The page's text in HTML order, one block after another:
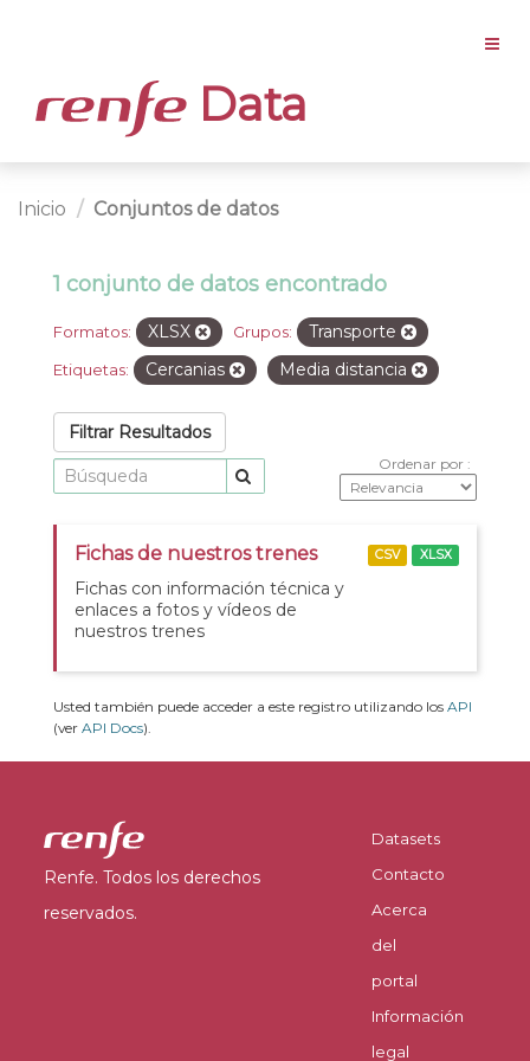
Data
Inicio Conjuntos de datos
1 conjunto de datos encontrado
Formatos: XLSX Grupos: Transporte
Etiquetas: Cercanias Media distancia
Filtrar Resultados
Ordenar por
Fichas de nuestros trenes
Fichas con información técnica y
enlaces a fotos y vídeos de
nuestros trenes
CSV XLSX
Usted también puede acceder a este registro utilizando los API
(ver API Docs).
Renfe. Todos los derechos
reservados.
Datasets
Contacto
Acerca
del
portal
Información
legal